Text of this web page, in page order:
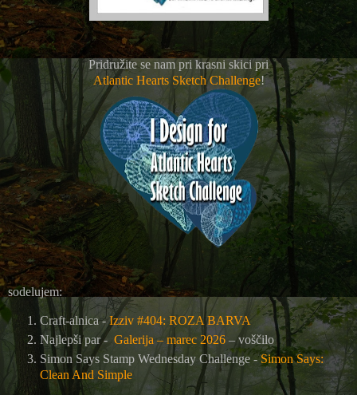
Pridružite se nam pri krasni skici pri
Atlantic Hearts Sketch Challenge!
sodelujem:
Craft-alnica -Izziv #404: ROZA BARVA
Najlepši par - Galerija – marec 2026 – voščilo
Simon Says Stamp Wednesday Challenge -Simon Says:
Clean And Simple